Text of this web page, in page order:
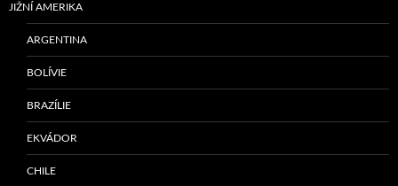
JIŽNÍ AMERIKA
ARGENTINA
BOLÍVIE
BRAZÍLIE
EKVÁDOR
CHILE